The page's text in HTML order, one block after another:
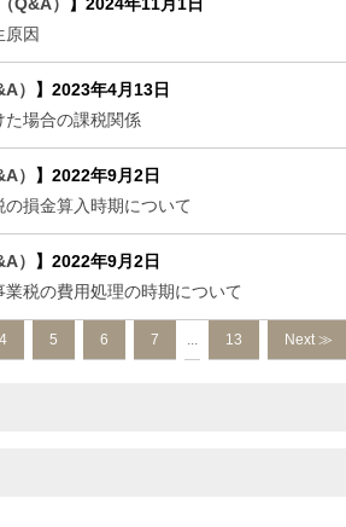
原因
） 】 2023年4月13日
た場合の課税関係
） 】 2022年9月2日
損金算入時期について
） 】 2022年9月2日
税の費用処理の時期について
4 5 6 7 ... 13 Next ≫